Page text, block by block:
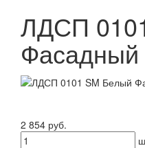
ЛДСП
2 854 руб.